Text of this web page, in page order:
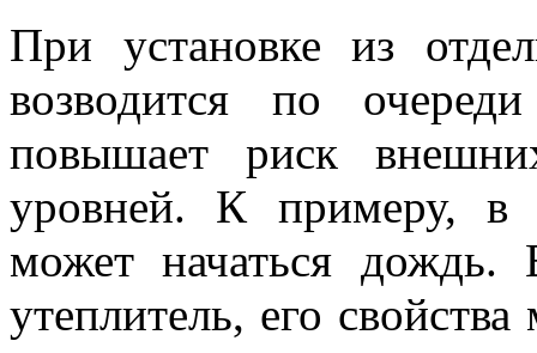
При установке из
возводится по
повышает риск
уровней. К примеру, в
может начаться дождь.
утеплитель, его